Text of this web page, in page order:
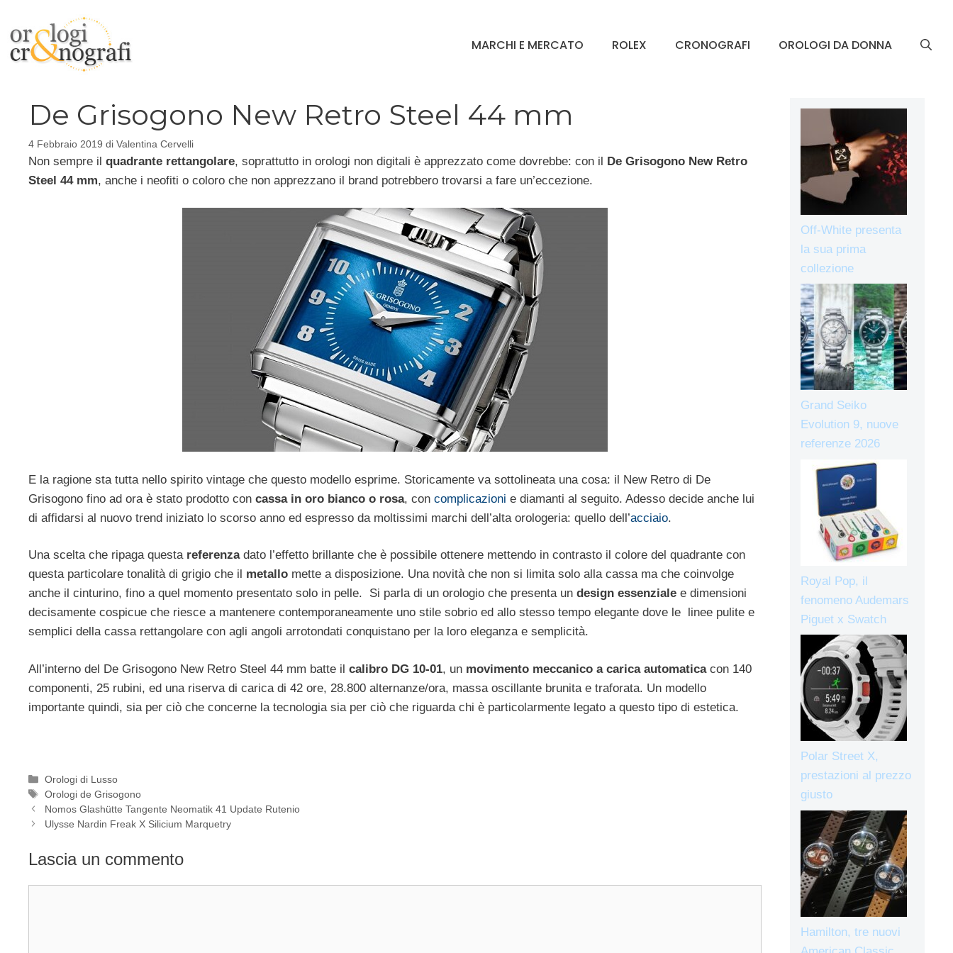
contenuto
MARCHI E MERCATO ROLEX CRONOGRAFI OROLOGI DA DONNA
De Grisogono New Retro Steel 44 mm
4 Febbraio 2019 di Valentina Cervelli
Non sempre il quadrante rettangolare, soprattutto in orologi non digitali è apprezzato come dovrebbe: con il De Grisogono New Retro
Steel 44 mm, anche i neofiti o coloro che non apprezzano il brand potrebbero trovarsi a fare un’eccezione.
E la ragione sta tutta nello spirito vintage che questo modello esprime. Storicamente va sottolineata una cosa: il New Retro di De
Grisogono fino ad ora è stato prodotto con cassa in oro bianco o rosa, con complicazioni e diamanti al seguito. Adesso decide anche lui
di affidarsi al nuovo trend iniziato lo scorso anno ed espresso da moltissimi marchi dell’alta orologeria: quello dell’acciaio.
Una scelta che ripaga questareferenzadato l’effetto brillante che è possibile ottenere mettendo in contrasto il colore del quadrante con
questa particolare tonalità di grigio che il metallo mette a disposizione. Una novità che non si limita solo alla cassa ma che coinvolge
anche il cinturino, fino a quel momento presentato solo in pelle. Si parla di un orologio che presenta un design essenziale e dimensioni
decisamente cospicue che riesce a mantenere contemporaneamente uno stile sobrio ed allo stesso tempo elegante dove le linee pulite e
semplici della cassa rettangolare con agli angoli arrotondati conquistano per la loro eleganza e semplicità.
All’interno del De Grisogono New Retro Steel 44 mm batte il calibro DG 10-01, un movimento meccanico a carica automaticacon 140
componenti, 25 rubini, ed una riserva di carica di 42 ore, 28.800 alternanze/ora, massa oscillante brunita e traforata. Un modello
importante quindi, sia per ciò che concerne la tecnologia sia per ciò che riguarda chi è particolarmente legato a questo tipo di estetica.
Categorie
Orologi di Lusso
Tag
Orologi de Grisogono
Navigazione
articolo
Nomos Glashütte Tangente Neomatik 41 Update Rutenio
Ulysse Nardin Freak X Silicium Marquetry
Lascia un commento
Off-White presenta
la sua prima
collezione
Grand Seiko
Evolution 9, nuove
referenze 2026
Royal Pop, il
fenomeno Audemars
Piguet x Swatch
Polar Street X,
prestazioni al prezzo
giusto
Hamilton, tre nuovi